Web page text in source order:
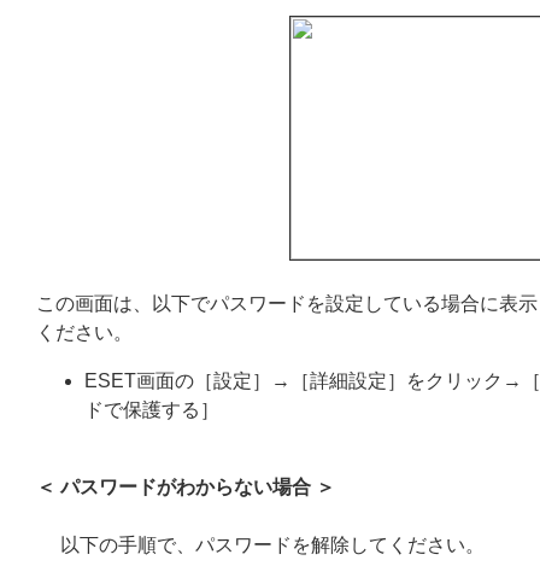
この画面は、以下でパスワードを設定している場合に表
ください。
ESET画面の［設定］→［詳細設定］をクリック→
ドで保護する］
＜ パスワードがわからない場合 ＞
以下の手順で、パスワードを解除してください。